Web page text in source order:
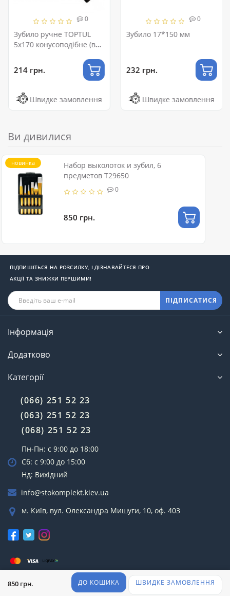
850 грн. ДО КОШИКА ШВИДКЕ ЗАМОВЛЕННЯ
0
Зубило ручне TOPTUL
5x170 конусоподібне (в
HCBC0517
214 грн.
Швидке замовлення
0
Зубило 17*150 мм
232 грн.
Швидке замовлення
Ви дивилися
новинка
Набор выколоток и зубил, 6
предметов T29650
0
850 грн.
ПІДПИШІТЬСЯ НА РОЗСИЛКУ, І ДІЗНАВАЙТЕСЯ ПРО
АКЦІЇ ТА ЗНИЖКИ ПЕРШИМИ!
ПІДПИСАТИСЯ
Інформація
Додатково
Категорії
(066) 251 52 23
(063) 251 52 23
(068) 251 52 23
Пн-Пн: с 9:00 до 18:00
Сб: с 9:00 до 15:00
Нд: Вихідний
info@stokomplekt.kiev.ua
м. Київ, вул. Олександра Мишуги, 10, оф. 403
СТОкомплект © 2022